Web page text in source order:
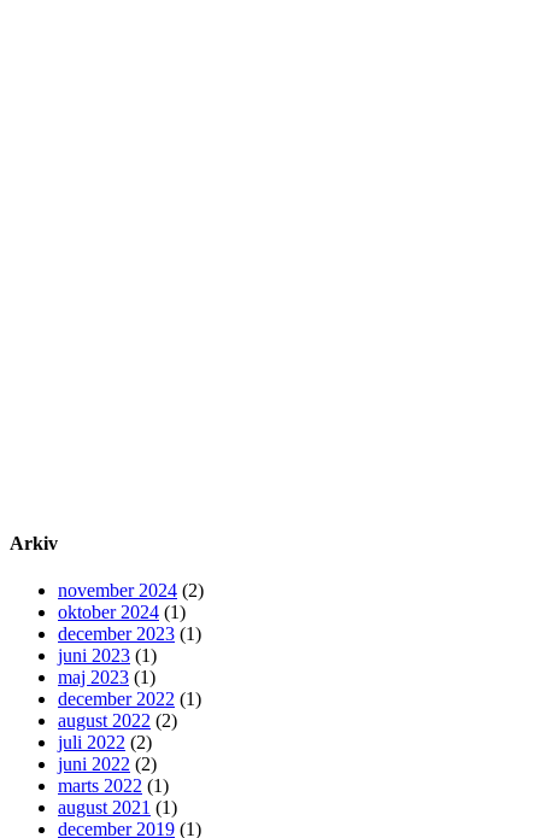
Arkiv
november 2024 (2)
oktober 2024 (1)
december 2023 (1)
juni 2023 (1)
maj 2023 (1)
december 2022 (1)
august 2022 (2)
juli 2022 (2)
juni 2022 (2)
marts 2022 (1)
august 2021 (1)
december 2019 (1)